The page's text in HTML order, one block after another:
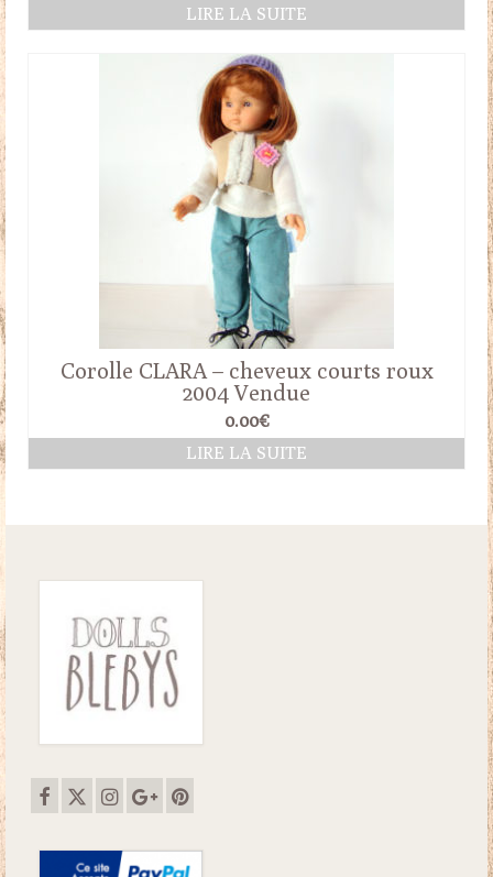
LIRE LA SUITE
Corolle CLARA – cheveux courts roux
2004 Vendue
0.00€
LIRE LA SUITE